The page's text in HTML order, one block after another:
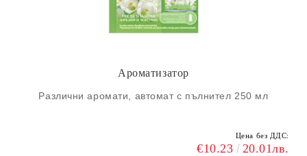
Ароматизатор
Различни аромати, автомат с пълнител 250 мл
Цена без ДДС:
€10.23 20.01лв.